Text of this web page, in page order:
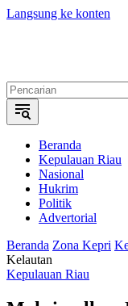
Langsung ke konten
Beranda
Kepulauan Riau
Nasional
Hukrim
Politik
Advertorial
Beranda Zona Kepri
Kelautan
Kepulauan Riau